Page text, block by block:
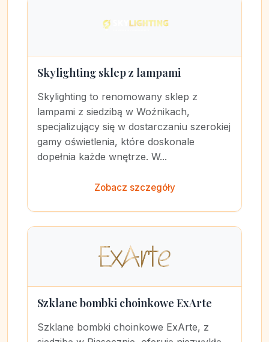
Skylighting sklep z lampami
Skylighting to renomowany sklep z
lampami z siedzibą w Woźnikach,
specjalizujący się w dostarczaniu szerokiej
gamy oświetlenia, które doskonale
dopełnia każde wnętrze. W...
Zobacz szczegóły
Szklane bombki choinkowe ExArte
Szklane bombki choinkowe ExArte, z